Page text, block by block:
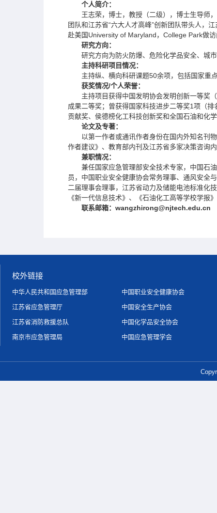
个人简介：
王志荣，博士，教授（二级），博士生导师，
团队和江苏省“六大人才高峰”创新团队带头人，
赴美国University of Maryland，College Park做
研究方向：
研究方向为防火防爆、危险化学品安全、城
主持科研项目情况：
主持纵、横向科研课题50余项，包括国家重
获奖情况/个人荣誉：
主持项目获得中国发明协会发明创新一等奖
成果二等奖；曾获得国家科技进步二等奖1项（
贡献奖、侯德榜化工科技创新奖和全国石油和化
论文及专著：
以第一作者或通讯作者身份在国内外知名刊
作者建议》、教育部内刊及江苏省多家决策咨询
兼职情况：
兼任国家应急管理部安全技术专家，中国石
员，中国职业安全健康协会常务理事、通风安全
二届理事会理事，江苏省动力及储能电池标准化
《新一代信息技术》、《石油化工高等学校学
联系邮箱：wangzhirong@njtech.edu.cn
校外链接
中华人民共和国应急管理部 中国职业安全健康协会
江苏省应急管理厅 中国安全生产协会
江苏省消防救援总队 中国化学品安全协会
南京市应急管理局 中国应急管理学会